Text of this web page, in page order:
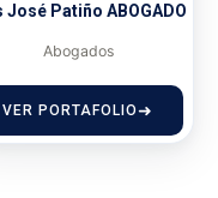
José Patiño ABOGADO
Abogados
VER PORTAFOLIO